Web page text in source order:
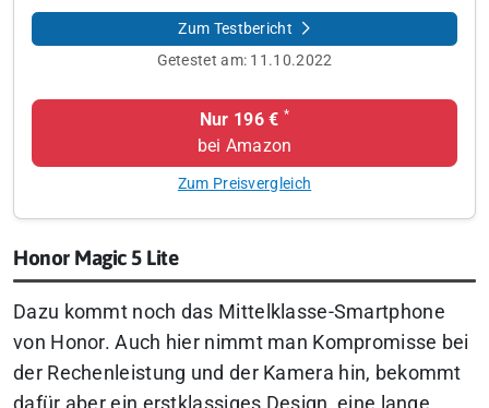
Zum Testbericht
Getestet am: 11.10.2022
Nur 196 € *
bei Amazon
Zum Preisvergleich
Honor Magic 5 Lite
Dazu kommt noch das Mittelklasse-Smartphone
von Honor. Auch hier nimmt man Kompromisse bei
der Rechenleistung und der Kamera hin, bekommt
dafür aber ein erstklassiges Design, eine lange